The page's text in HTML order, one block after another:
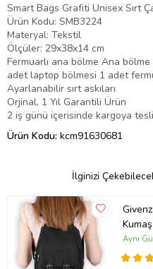
Smart Bags Grafiti Unisex Sırt
Ürün Kodu: SMB3224
Materyal: Tekstil
Ölçüler: 29x38x14 cm
Fermuarlı ana bölme Ana
adet laptop bölmesi 1 adet
Ayarlanabilir sırt askıları
Orjinal, 1 Yıl Garantili Ürün
2 iş günü içerisinde kargoya
Ürün Kodu: kcm91630681
İlginizi
Givenza 5
Aynı